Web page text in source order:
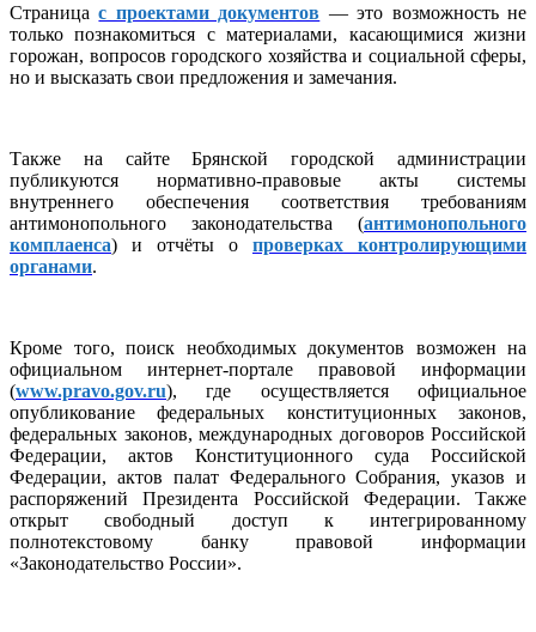
Страницас проектами документов — это возможность не
только познакомиться с материалами, касающимися жизни
горожан, вопросов городского хозяйства и социальной сферы,
но и высказать свои предложения и замечания.
Также на сайте Брянской городской администрации
публикуются нормативно-правовые акты системы
внутреннего обеспечения соответствия требованиям
антимонопольного законодательства (антимонопольного
комплаенса) и отчёты о проверках контролирующими
органами.
Кроме того, поиск необходимых документов возможен на
официальном интернет-портале правовой информации
(www.pravo.gov.ru), где осуществляется официальное
опубликование федеральных конституционных законов,
федеральных законов, международных договоров Российской
Федерации, актов Конституционного суда Российской
Федерации, актов палат Федерального Собрания, указов и
распоряжений Президента Российской Федерации. Также
открыт свободный доступ к интегрированному
полнотекстовому банку правовой информации
«Законодательство России».